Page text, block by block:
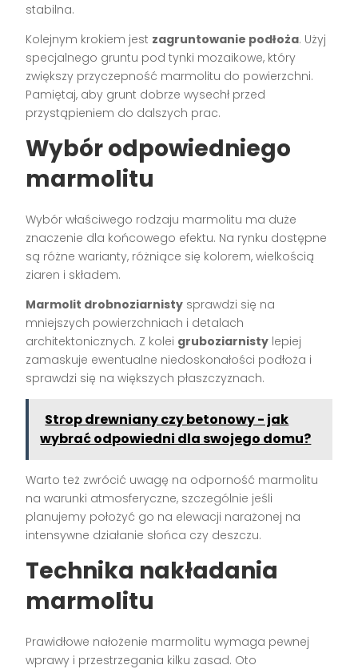
stabilna.
Kolejnym krokiem jest zagruntowanie podłoża. Użyj
specjalnego gruntu pod tynki mozaikowe, który
zwiększy przyczepność marmolitu do powierzchni.
Pamiętaj, aby grunt dobrze wysechł przed
przystąpieniem do dalszych prac.
Wybór odpowiedniego
marmolitu
Wybór właściwego rodzaju marmolitu ma duże
znaczenie dla końcowego efektu. Na rynku dostępne
są różne warianty, różniące się kolorem, wielkością
ziaren i składem.
Marmolit drobnoziarnisty sprawdzi się na
mniejszych powierzchniach i detalach
architektonicznych. Z kolei gruboziarnisty lepiej
zamaskuje ewentualne niedoskonałości podłoża i
sprawdzi się na większych płaszczyznach.
Strop drewniany czy betonowy - jak
wybrać odpowiedni dla swojego domu?
Warto też zwrócić uwagę na odporność marmolitu
na warunki atmosferyczne, szczególnie jeśli
planujemy położyć go na elewacji narażonej na
intensywne działanie słońca czy deszczu.
Technika nakładania
marmolitu
Prawidłowe nałożenie marmolitu wymaga pewnej
wprawy i przestrzegania kilku zasad. Oto